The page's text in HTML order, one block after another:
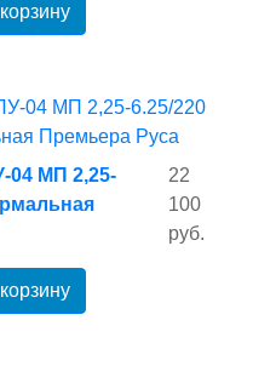
04 МП 2,25-
22
100
руб.